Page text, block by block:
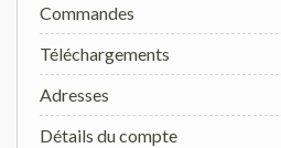
Commandes
Téléchargements
Adresses
Détails du compte